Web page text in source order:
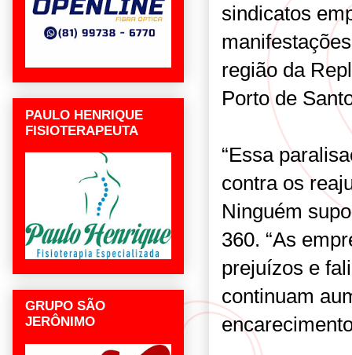
sindicatos
região da
Porto de
“Essa
contra os
Ninguém
360. “As
prejuízos e
continuam
PAULO HENRIQUE
FISIOTERAPEUTA
GRUPO SÃO
JERÔNIMO